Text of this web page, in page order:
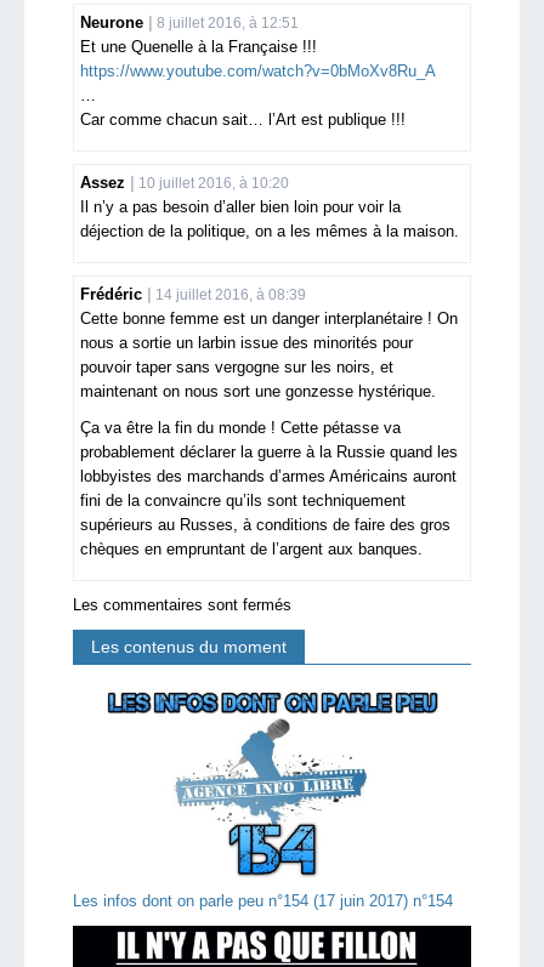
Neurone 8 juillet 2016, à 12:51
Et une Quenelle à la Française !!!
https://www.youtube.com/watch?v=0bMoXv8Ru_A
…
Car comme chacun sait… l’Art est publique !!!
Assez 10 juillet 2016, à 10:20
Il n’y a pas besoin d’aller bien loin pour voir la
déjection de la politique, on a les mêmes à la maison.
Frédéric 14 juillet 2016, à 08:39
Cette bonne femme est un danger interplanétaire ! On
nous a sortie un larbin issue des minorités pour
pouvoir taper sans vergogne sur les noirs, et
maintenant on nous sort une gonzesse hystérique.
Ça va être la fin du monde ! Cette pétasse va
probablement déclarer la guerre à la Russie quand les
lobbyistes des marchands d’armes Américains auront
fini de la convaincre qu’ils sont techniquement
supérieurs au Russes, à conditions de faire des gros
chèques en empruntant de l’argent aux banques.
Les commentaires sont fermés
Les contenus du moment
Les infos dont on parle peu n°154 (17 juin 2017) n°154